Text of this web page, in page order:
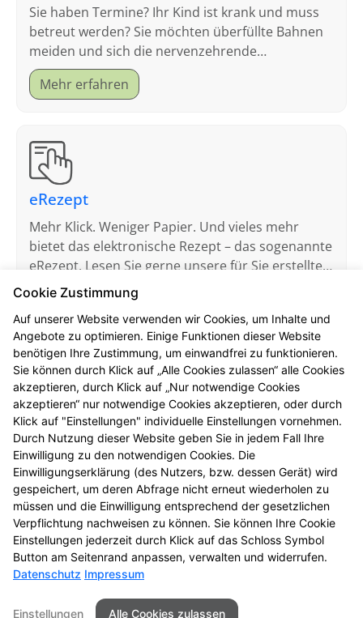
Sie haben Termine? Ihr Kind ist krank und muss
betreut werden? Sie möchten überfüllte Bahnen
meiden und sich die nervenzehrende
Parkplatzsuche sparen?
Mehr erfahren
eRezept
Mehr Klick. Weniger Papier. Und vieles mehr
bietet das elektronische Rezept – das sogenannte
eRezept. Lesen Sie gerne unsere für Sie erstellten
FAQ.
Mehr erfahren
Elektronische Patientenakte
Hier finden Sie die wichtigsten Fragen und
Antworten rund um die ePA (elektronische
Patientenakte).
Mehr erfahren
Seitenübersicht Kontakt
Cookie Zustimmung
Auf unserer Website verwenden wir Cookies, um Inhalte und
Angebote zu optimieren. Einige Funktionen dieser Website
benötigen Ihre Zustimmung, um einwandfrei zu funktionieren.
Sie können durch Klick auf „Alle Cookies zulassen“ alle Cookies
akzeptieren, durch Klick auf „Nur notwendige Cookies
akzeptieren“ nur notwendige Cookies akzeptieren, oder durch
Klick auf "Einstellungen" individuelle Einstellungen vornehmen.
Durch Nutzung dieser Website geben Sie in jedem Fall Ihre
Einwilligung zu den notwendigen Cookies. Die
Einwilligungserklärung (des Nutzers, bzw. dessen Gerät) wird
gespeichert, um deren Abfrage nicht erneut wiederholen zu
müssen und die Einwilligung entsprechend der gesetzlichen
Verpflichtung nachweisen zu können. Sie können Ihre Cookie
Einstellungen jederzeit durch Klick auf das Schloss Symbol
Button am Seitenrand anpassen, verwalten und widerrufen.
Datenschutz Impressum
Einstellungen Alle Cookies zulassen